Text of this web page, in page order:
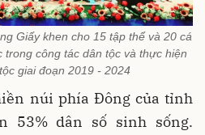
Giấy khen cho 15 tập thể và 20 cá
trong công tác dân tộc và thực hiện
giai đoạn 2019 - 2024
núi phía Đông của tỉnh
53% dân số sinh sống.